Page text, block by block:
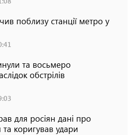
поблизу станції метро у
та восьмеро
обстрілів
для росіян дані про
та коригував удари